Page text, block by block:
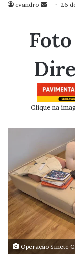
evandro
Mande
mail
26
Clique na
Operação Sinete